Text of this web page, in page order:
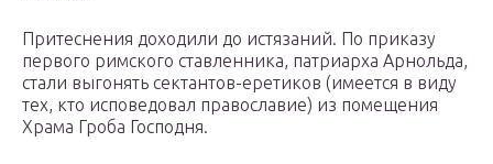
Притеснения доходили до истязаний. По приказу
первого римского ставленника, патриарха Арнольда,
стали выгонять сектантов-еретиков (имеется в виду
тех, кто исповедовал православие) из помещения
Храма Гроба Господня.